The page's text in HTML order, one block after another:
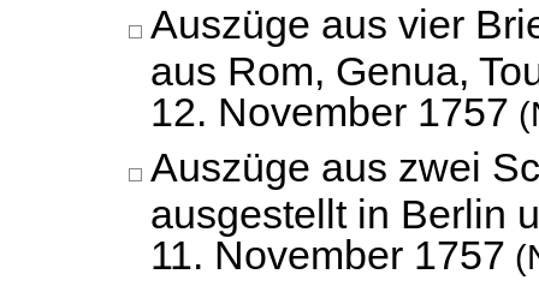
Auszüge aus vier
aus Rom, Genua,
12. November 1757
Auszüge aus zwei
ausgestellt in Berlin
11. November 1757